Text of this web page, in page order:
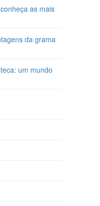
as mais
da grama
um mundo